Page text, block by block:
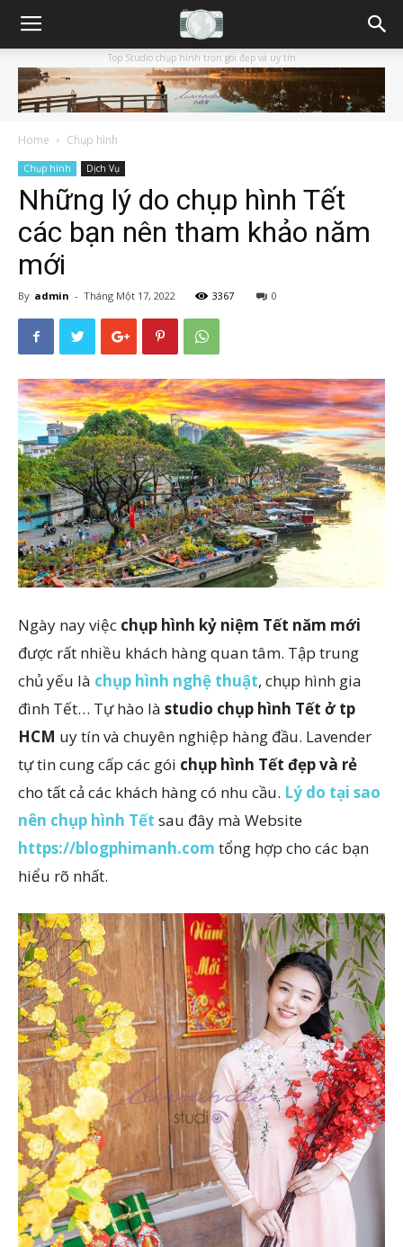
Top Studio chụp hình trọn gói đẹp và uy tín
Home Chụp hình
Chụp hình Dịch Vụ
Những lý do chụp hình Tết
các bạn nên tham khảo năm
mới
By admin - Tháng Một 17, 2022 3367 0
Ngày nay việc chụp hình kỷ niệm Tết năm mới
được rất nhiều khách hàng quan tâm. Tập trung
chủ yếu là chụp hình nghệ thuật, chụp hình gia
đình Tết… Tự hào là studio chụp hình Tết ở tp
HCM uy tín và chuyên nghiệp hàng đầu. Lavender
tự tin cung cấp các gói chụp hình Tết đẹp và rẻ
cho tất cả các khách hàng có nhu cầu. Lý do tại sao
nên chụp hình Tết sau đây mà Website
https://blogphimanh.com tổng hợp cho các bạn
hiểu rõ nhất.